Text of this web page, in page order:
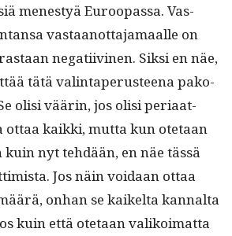
men­estyä Euroopas­sa. Vas­
vas­taan­ot­ta­ja­maalle on
negati­ivi­nen. Sik­si en näe,
tätä val­in­ta­pe­rus­teena pako­
olisi väärin, jos olisi peri­aat­
ottaa kaik­ki, mut­ta kun ote­taan
nyt tehdään, en näe tässä
Jos näin voidaan ottaa
onhan se kaikelta kannal­ta
kuin että ote­taan valikoimat­ta